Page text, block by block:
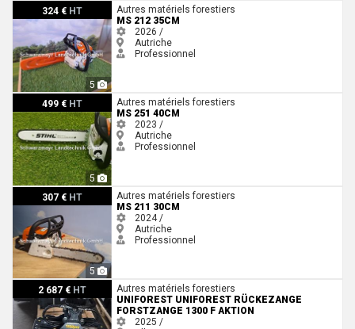
324 € HT
5
MS 212 35cm
Autres matériels forestiers
MS 212 35CM
2026 /
Autriche
Professionnel
499 € HT
5
MS 251 40cm
Autres matériels forestiers
MS 251 40CM
2023 /
Autriche
Professionnel
307 € HT
5
MS 211 30cm
Autres matériels forestiers
MS 211 30CM
2024 /
Autriche
Professionnel
2 687 € HT
Uniforest Uniforest Rückezange Forstzange 1300 F AKTION
Autres matériels forestiers
UNIFOREST UNIFOREST RÜCKEZANGE
FORSTZANGE 1300 F AKTION
2025 /